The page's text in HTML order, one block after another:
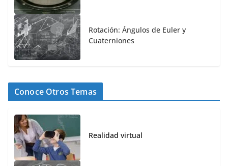
Rotación: Ángulos de Euler y
Cuaterniones
Conoce Otros Temas
Realidad virtual